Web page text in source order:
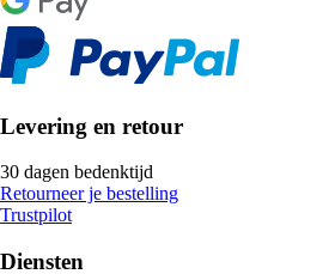
Levering en retour
30 dagen bedenktijd
Retourneer je bestelling
Trustpilot
Diensten